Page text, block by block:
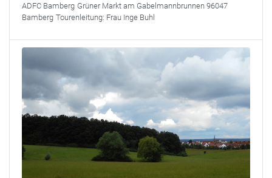
ADFC Bamberg Grüner Markt am Gabelmannbrunnen 96047
Bamberg Tourenleitung: Frau Inge Buhl